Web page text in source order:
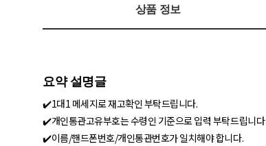
상품 정보
요약 설명글
✔️1대1 메세지로 재고확인 부탁드립니다.
✔️개인통관고유부호는 수령인 기준으로 입력 부탁드립니다
✔️이름/핸드폰번호/개인통관번호가 일치해야 합니다.